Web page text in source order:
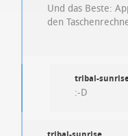
Und das Beste:
den
tribal-
:-D